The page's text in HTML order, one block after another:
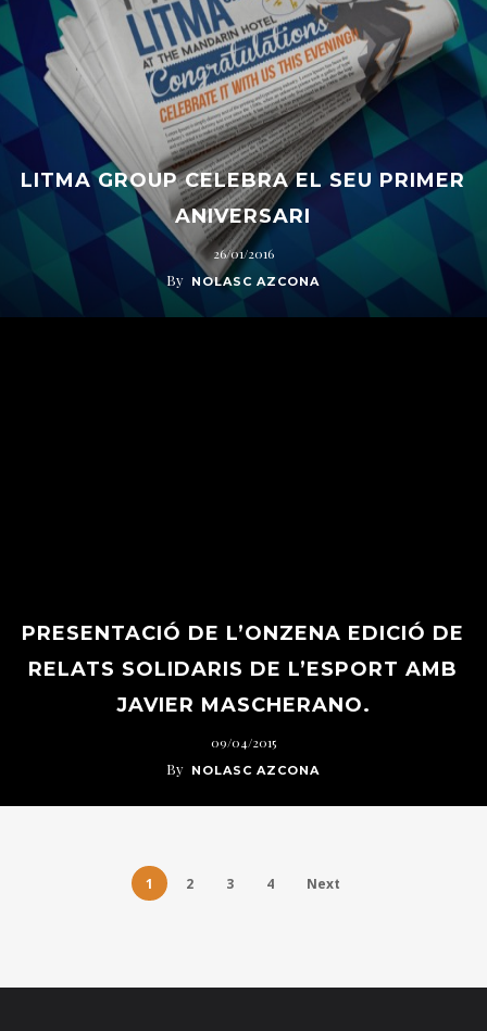
LITMA GROUP CELEBRA EL SEU PRIMER
ANIVERSARI
26/01/2016
By NOLASC AZCONA
PRESENTACIÓ DE L’ONZENA EDICIÓ DE
RELATS SOLIDARIS DE L’ESPORT AMB
JAVIER MASCHERANO.
09/04/2015
By NOLASC AZCONA
1 2 3 4 Next